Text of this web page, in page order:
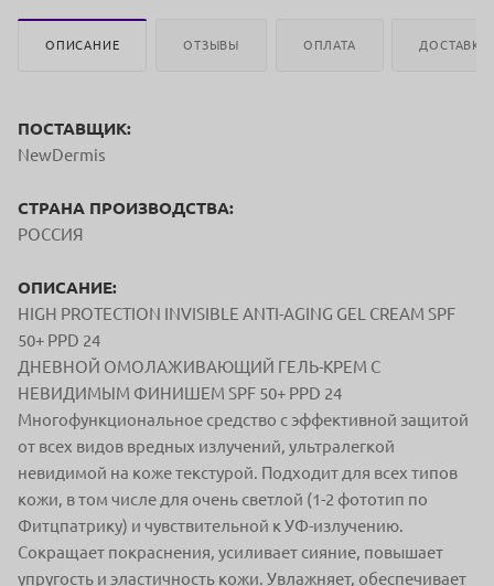
ОПИСАНИЕ ОТЗЫВЫ ОПЛАТА ДОСТАВКА
ПОСТАВЩИК:
NewDermis
СТРАНА ПРОИЗВОДСТВА:
РОССИЯ
ОПИСАНИЕ:
HIGH PROTECTION INVISIBLE ANTI-AGING GEL CREAM SPF
50+ PPD 24
ДНЕВНОЙ ОМОЛАЖИВАЮЩИЙ ГЕЛЬ-КРЕМ С
НЕВИДИМЫМ ФИНИШЕМ SPF 50+ PPD 24
Многофункциональное средство с эффективной защитой
от всех видов вредных излучений, ультралегкой
невидимой на коже текстурой. Подходит для всех типов
кожи, в том числе для очень светлой (1-2 фототип по
Фитцпатрику) и чувствительной к УФ-излучению.
Сокращает покраснения, усиливает сияние, повышает
упругость и эластичность кожи. Увлажняет, обеспечивает